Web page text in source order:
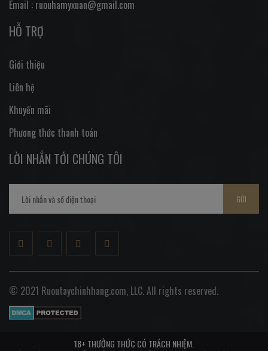
Email : ruouhamyxuan@gmail.com
HỖ TRỢ
Giới thiệu
Liên hệ
Khuyến mãi
Phương thức thanh toán
LỜI NHẮN TỚI CHÚNG TÔI
GỬI
© 2021 Ruoutaychinhhang.com, LLC. All rights reserved.
18+ THƯỞNG THỨC CÓ TRÁCH NHIỆM.